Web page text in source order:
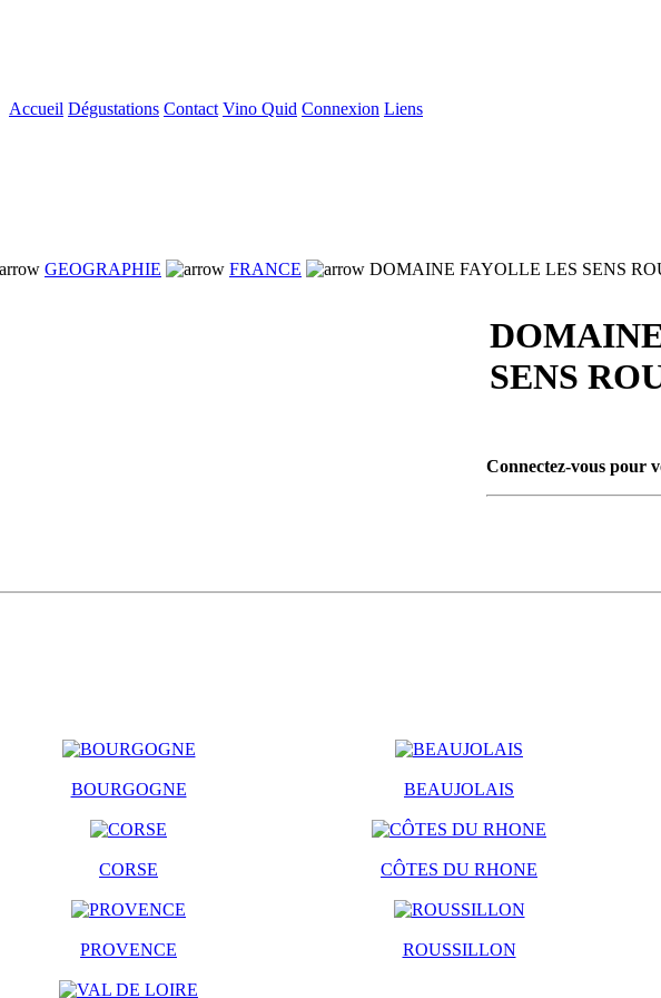
Accueil Dégustations Contact Vino Quid Connexion Liens
GEOGRAPHIE FRANCE DOMAINE FAYOLLE LES SENS
SENS
Connectez-vous pour
BOURGOGNE BEAUJOLAIS
CORSE CÔTES DU RHONE
PROVENCE ROUSSILLON